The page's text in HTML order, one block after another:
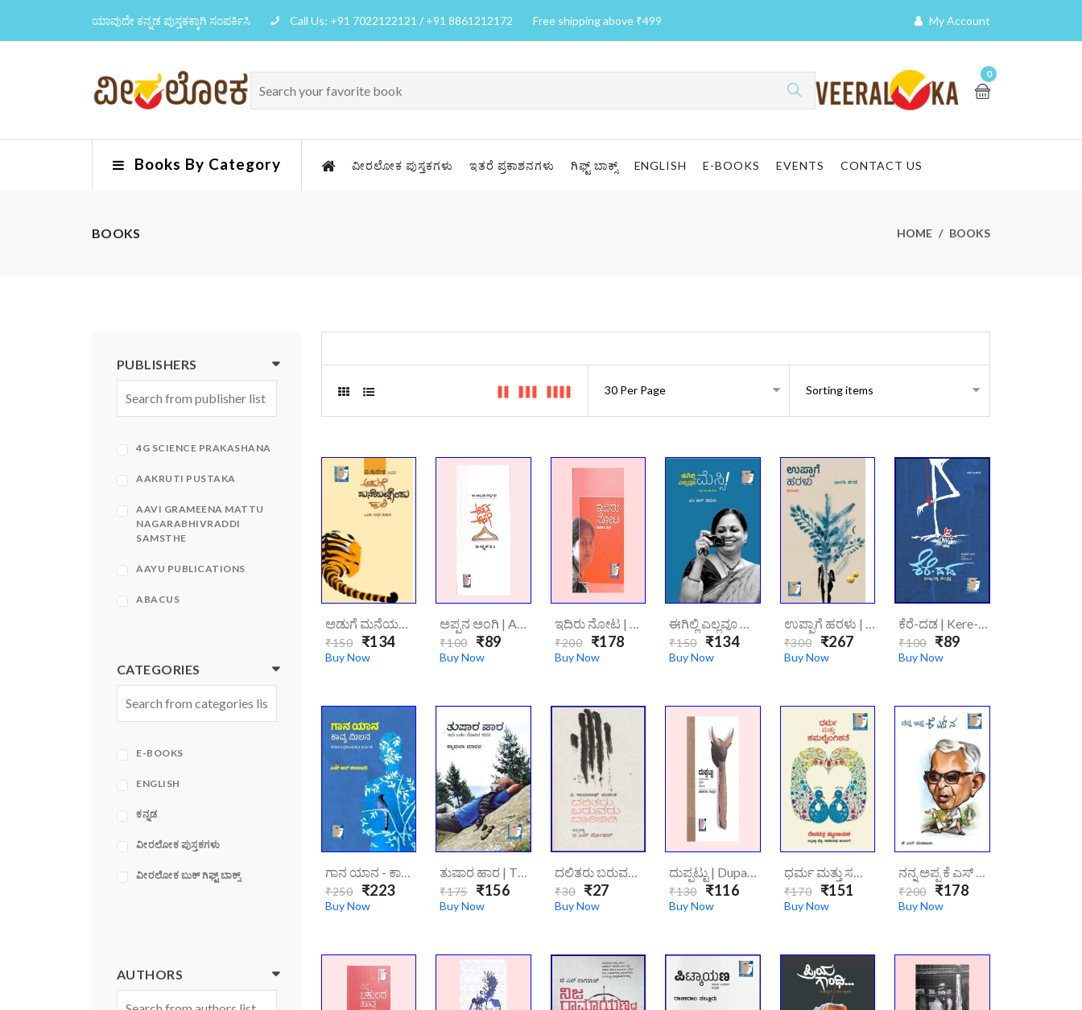
ಯಾವುದೇ ಕನ್ನಡ ಪುಸ್ತಕಕ್ಕಾಗಿ ಸಂಪರ್ಕಿಸಿ Call Us: +91 7022122121 / +91 8861212172 Free shipping above ₹499 My Account
0
Books By Category ವೀರಲೋಕ ಪುಸ್ತಕಗಳು ಇತರೆ ಪ್ರಕಾಶನಗಳು ಗಿಫ್ಟ್ ಬಾಕ್ಸ್ ENGLISH E-BOOKS EVENTS CONTACT US
BOOKS HOME BOOKS
PUBLISHERS
4G SCIENCE PRAKASHANA
AAKRUTI PUSTAKA
AAVI GRAMEENA MATTU
NAGARABHIVRADDI
SAMSTHE
AAYU PUBLICATIONS
ABACUS
ACE
ADAMS MEDIA
CATEGORIES
E-BOOKS
ENGLISH
ಕನ್ನಡ
ವೀರಲೋಕ ಪುಸ್ತಕಗಳು
ವೀರಲೋಕ ಬುಕ್ ಗಿಫ್ಟ್ ಬಾಕ್ಸ್
AUTHORS
ಅಡುಗೆ ಮನೆಯಲ್ಲೊಂದು ಹುಲಿ | Aduge Maneyalondu Huli
₹150 ₹134
Buy Now
ಅಪ್ಪನ ಅಂಗಿ | Appana Angi
₹100₹89
Buy Now
ಇದಿರು ನೋಟ | Edhiru Nota
₹200 ₹178
Buy Now
ಈಗಿಲ್ಲಿ ಎಲ್ಲವೂ ಮೆಸ್ಸಿ | Eegilli Ellavoo Messi
₹150₹134
Buy Now
ಉಪ್ಪಾಗೆ ಹರಳು | Uppage Haralu
₹300 ₹267
Buy Now
ಕೆರೆ-ದಡ | Kere-Dada
₹100₹89
Buy Now
ಗಾನ ಯಾನ - ಕಾವ್ಯ ಮಿಲನ | Gaana Yaana - Kavya Milana
₹250 ₹223
Buy Now
ತುಷಾರ ಹಾರ | Thushara Hara
₹175₹156
Buy Now
ದಲಿತರು ಬರುವರು ದಾರಿಬಿಡಿ… | Dhalitharu Baruvaru Dharibidi
₹30₹27
Buy Now
ದುಪ್ಪಟ್ಟು | Dupattu
₹130₹116
Buy Now
ಧರ್ಮ ಮತ್ತು ಸಮಲೈಂಗಿಕತೆ | Dharma Mattu Samalaingikate
₹170 ₹151
Buy Now
ನನ್ನ ಅಪ್ಪ ಕೆ ಎಸ್ ನ | Nanna Appa K S Na
₹200₹178
Buy Now